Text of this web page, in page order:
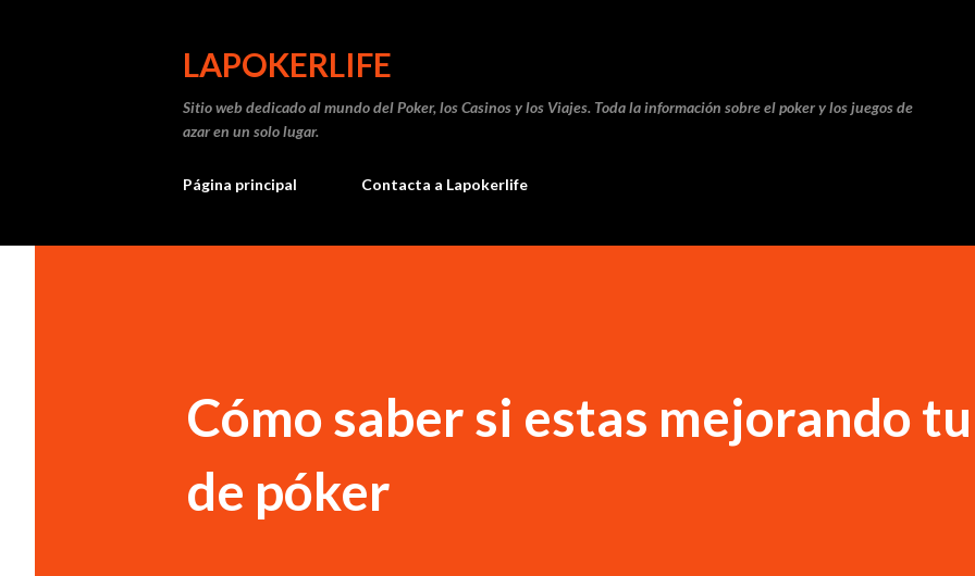
LAPOKERLIFE
Sitio web dedicado al mundo del Poker, los Casinos y los Viajes. Toda la información sobre el poker y los juegos de
azar en un solo lugar.
Página principal Contacta a Lapokerlife
Cómo saber si estas mejorando
de póker